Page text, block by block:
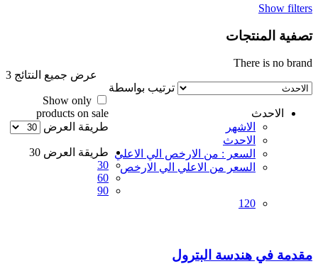
Show filters
تصفية المنتجات
عرض جميع النتائج 3
There is no brand
ترتيب بواسطة
الاحدث
الاشهر
الاحدث
السعر : من الارخص الي الاعلي
السعر من الاعلي الي الارخص
Show only
products on sale
طريقة العرض
طريقة العرض 30
30
60
90
120
مقدمة في هندسة البترول